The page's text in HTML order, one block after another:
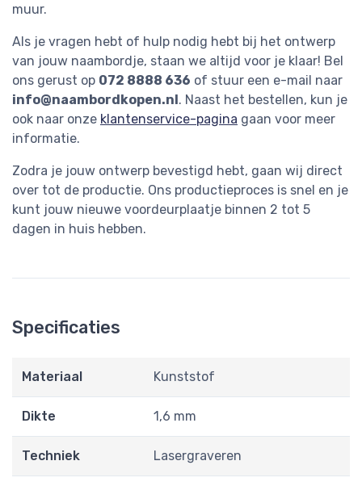
muur.
Als je vragen hebt of hulp nodig hebt bij het ontwerp
van jouw naambordje, staan we altijd voor je klaar! Bel
ons gerust op 072 8888 636 of stuur een e-mail naar
info@naambordkopen.nl. Naast het bestellen, kun je
ook naar onze klantenservice-pagina gaan voor meer
informatie.
Zodra je jouw ontwerp bevestigd hebt, gaan wij direct
over tot de productie. Ons productieproces is snel en je
kunt jouw nieuwe voordeurplaatje binnen 2 tot 5
dagen in huis hebben.
Specificaties
Materiaal Kunststof
Dikte 1,6 mm
Techniek Lasergraveren